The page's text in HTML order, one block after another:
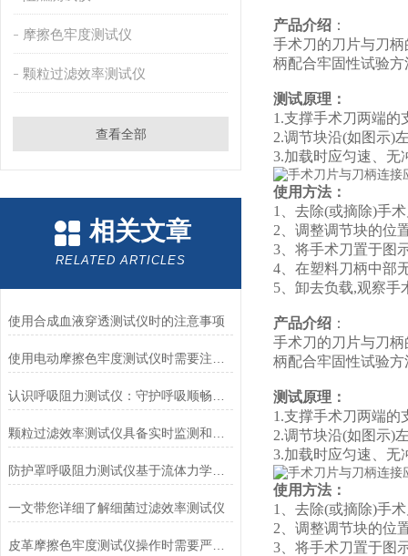
摩擦色牢度测试仪
颗粒过滤效率测试仪
查看全部
相关文章
RELATED ARTICLES
使用合成血液穿透测试仪时的注意事项
防护罩呼吸阻力测试仪基于流体力学与压力传感技术
一文带您详细了解细菌过滤效率测试仪
皮革摩擦色牢度测试仪操作时需要严格遵循规程
产品介绍 ：
手术刀的刀片与刀
柄配合牢固性试验方
测试原理：
1.支撑手术刀两端的
2.调节块沿(如图示)
3.加载时应匀速、无
使用方法：
1、去除(或摘除)手
2、调整调节块的位
3、将手术刀置于图
4、在塑料刀柄中部
5、卸去负载,观察手
产品介绍 ：
手术刀的刀片与刀
柄配合牢固性试验方
测试原理：
1.支撑手术刀两端的
2.调节块沿(如图示)
3.加载时应匀速、无
使用方法：
1、去除(或摘除)手
2、调整调节块的位
3、将手术刀置于图